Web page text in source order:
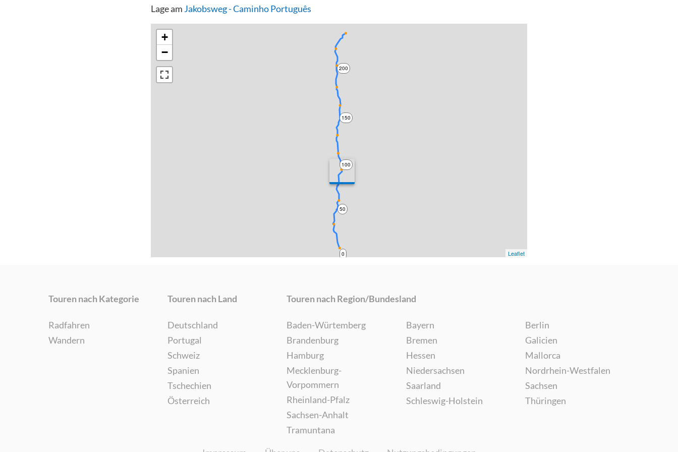
Lage am Jakobsweg - Caminho Português
0
50
100
150
200
+
−
Leaflet
Touren nach Kategorie
Radfahren
Wandern
Touren nach Land
Deutschland
Portugal
Schweiz
Spanien
Tschechien
Österreich
Touren nach Region/Bundesland
Baden-Würtemberg
Brandenburg
Hamburg
Mecklenburg-
Vorpommern
Rheinland-Pfalz
Sachsen-Anhalt
Tramuntana
Bayern
Bremen
Hessen
Niedersachsen
Saarland
Schleswig-Holstein
Berlin
Galicien
Mallorca
Nordrhein-Westfalen
Sachsen
Thüringen